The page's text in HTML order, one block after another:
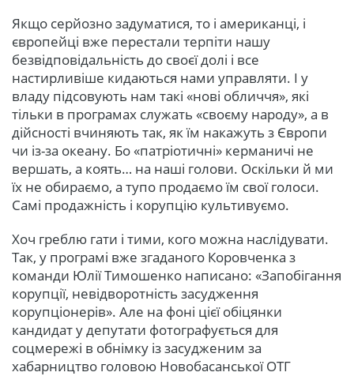
Якщо серйозно задуматися, то і американці, і
європейці вже перестали терпіти нашу
безвідповідальність до своєї долі і все
настирливіше кидаються нами управляти. І у
владу підсовують нам такі «нові обличчя», які
тільки в програмах служать «своєму народу», а в
дійсності вчиняють так, як їм накажуть з Європи
чи із-за океану. Бо «патріотичні» керманичі не
вершать, а коять… на наші голови. Оскільки й ми
їх не обираємо, а тупо продаємо їм свої голоси.
Самі продажність і корупцію культивуємо.
Хоч греблю гати і тими, кого можна наслідувати.
Так, у програмі вже згаданого Коровченка з
команди Юлії Тимошенко написано: «Запобігання
корупції, невідворотність засудження
корупціонерів». Але на фоні цієї обіцянки
кандидат у депутати фотографується для
соцмережі в обнімку із засудженим за
хабарництво головою Новобасанської ОТГ